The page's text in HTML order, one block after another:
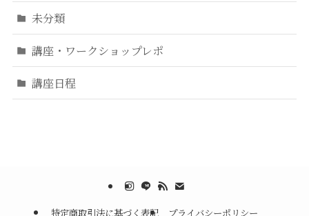
未分類
講座・ワークショップレポ
講座日程
特定商取引法に基づく表記 プライバシーポリシー